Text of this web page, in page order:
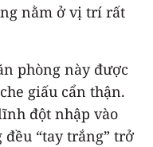
nằm ở vị trí rất
phòng này được
giấu cẩn thận.
đột nhập vào
“tay trắng” trở